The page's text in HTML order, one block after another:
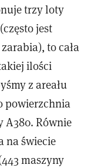
trzy loty
jest
to cała
ilości
z areału
powierzchnia
A380. Równie
na świecie
maszyny